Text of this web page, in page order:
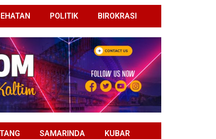
POLITIK BIROKRASI
SAMARINDA KUBAR